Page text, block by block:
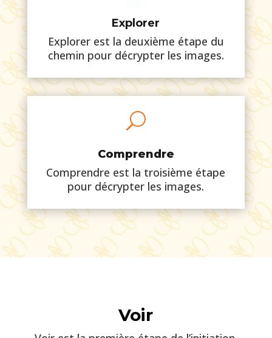
Explorer
Explorer est la deuxième étape du
chemin pour décrypter les images.
U
Comprendre
Comprendre est la troisième étape
pour décrypter les images.
Voir